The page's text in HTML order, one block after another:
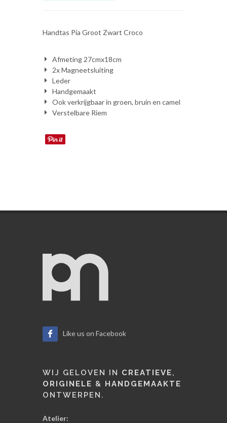
Handtas Pia Groot Zwart Croco
Afmeting 27cmx18cm
2x Magneetsluiting
Leder
Handgemaakt
Ook verkrijgbaar in groen, bruin en camel
Verstelbare Riem
Like us on Facebook
WIJ GELOVEN IN CREATIEVE,
ORIGINELE & HANDGEMAAKTE
ONTWERPEN.
Atelier: